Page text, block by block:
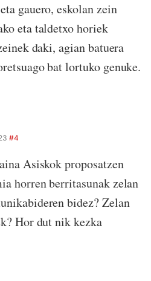
gauero, eskolan zein
eta taldetxo horiek
daki, agian batuera
bat lortuko genuke.
#4
Asiskok proposatzen
horren berritasunak zelan
bidez? Zelan
Hor dut nik kezka